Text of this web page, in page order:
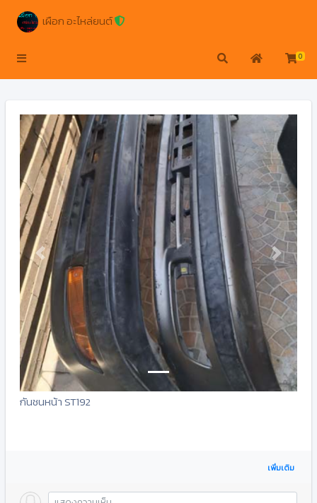
เผือก อะไหล่ยนต์
0
Previous Next
กันชนหน้า ST192
เพิ่มเติม